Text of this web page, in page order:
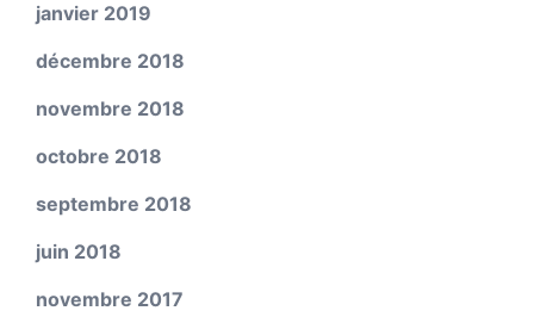
janvier 2019
décembre 2018
novembre 2018
octobre 2018
septembre 2018
juin 2018
novembre 2017